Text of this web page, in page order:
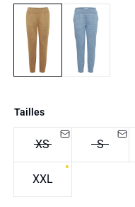
Tailles
XS S
XXL